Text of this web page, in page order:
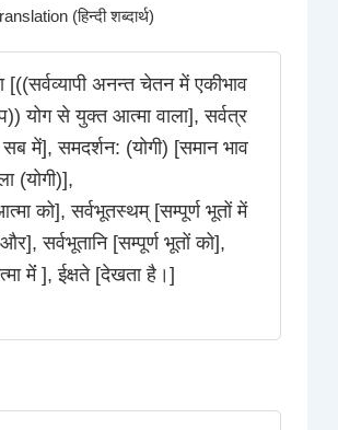
(हिन्दी शब्दार्थ)
[((सर्वव्यापी अनन्त चेतन में एकीभाव
योग से युक्त आत्मा वाला], सर्वत्र
में], समदर्शन: (योगी) [समान भाव
(योगी)],
को], सर्वभूतस्थम् [सम्पूर्ण भूतों में
सर्वभूतानि [सम्पूर्ण भूतों को],
मेंं ], ईक्षते [देखता है।]